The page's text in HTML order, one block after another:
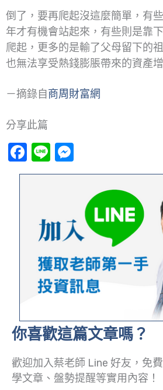
倒了，要再爬起沒這麼簡單，有
年才有機會站起來，有些則是靠
爬起，更多的是輸了父母留下的
也無法享受熱錢膨脹帶來的資產增
－摘錄自商周財富網
分享此篇
Facebook
Line
你喜歡這篇文章嗎？
歡迎加入蔡老師 Line 好友，免
學文章、盤勢提醒等實用內容！